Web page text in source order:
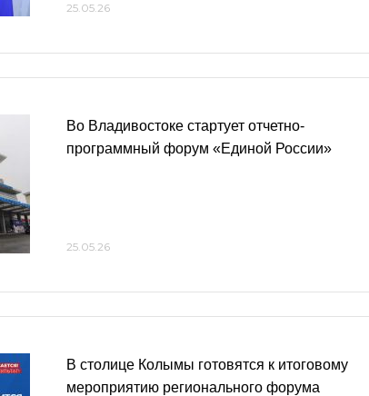
25.05.26
Во Владивостоке стартует отчетно-
программный форум «Единой России»
25.05.26
В столице Колымы готовятся к итоговому
мероприятию регионального форума